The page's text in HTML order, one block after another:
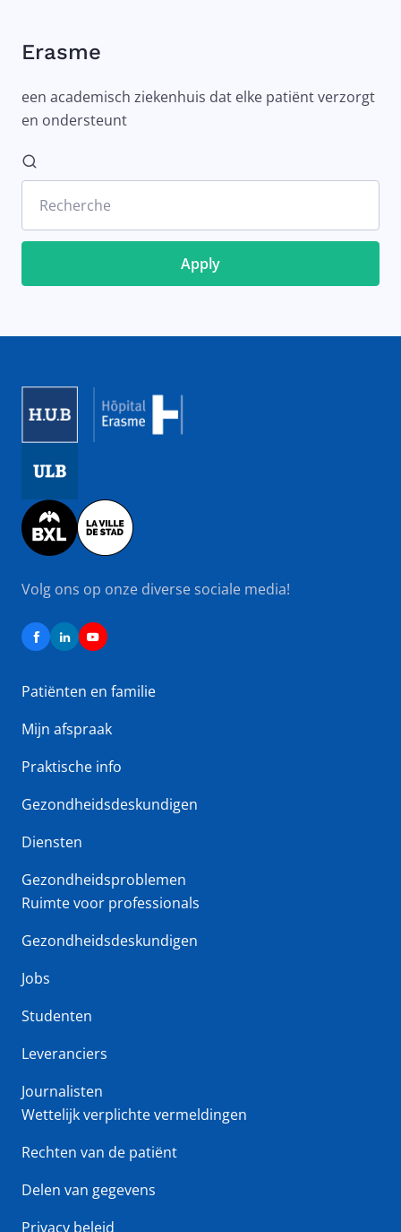
Erasme
een academisch ziekenhuis dat elke patiënt verzorgt
en ondersteunt
Recherche
Image
Volg ons op onze diverse sociale media!
Patiënten en familie
Mijn afspraak
Praktische info
Gezondheidsdeskundigen
Diensten
Gezondheidsproblemen
Ruimte voor professionals
Gezondheidsdeskundigen
Jobs
Studenten
Leveranciers
Journalisten
Wettelijk verplichte vermeldingen
Rechten van de patiënt
Delen van gegevens
Privacy beleid